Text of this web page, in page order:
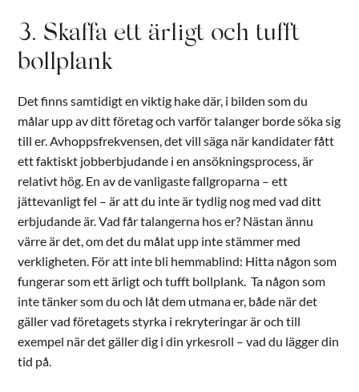
3. Skaffa ett ärligt och tufft
bollplank
Det finns samtidigt en viktig hake där, i bilden som du
målar upp av ditt företag och varför talanger borde söka sig
till er. Avhoppsfrekvensen, det vill säga när kandidater fått
ett faktiskt jobberbjudande i en ansökningsprocess, är
relativt hög. En av de vanligaste fallgroparna – ett
jättevanligt fel – är att du inte är tydlig nog med vad ditt
erbjudande är. Vad får talangerna hos er? Nästan ännu
värre är det, om det du målat upp inte stämmer med
verkligheten. För att inte bli hemmablind: Hitta någon som
fungerar som ett ärligt och tufft bollplank. Ta någon som
inte tänker som du och låt dem utmana er, både när det
gäller vad företagets styrka i rekryteringar är och till
exempel när det gäller dig i din yrkesroll – vad du lägger din
tid på.